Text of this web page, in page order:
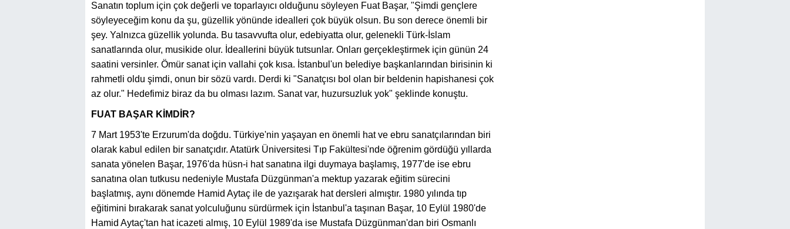
Sanatın toplum için çok değerli ve toparlayıcı olduğunu söyleyen Fuat Başar, "Şimdi gençlere
söyleyeceğim konu da şu, güzellik yönünde idealleri çok büyük olsun. Bu son derece önemli bir
şey. Yalnızca güzellik yolunda. Bu tasavvufta olur, edebiyatta olur, gelenekli Türk-İslam
sanatlarında olur, musikide olur. İdeallerini büyük tutsunlar. Onları gerçekleştirmek için günün 24
saatini versinler. Ömür sanat için vallahi çok kısa. İstanbul'un belediye başkanlarından birisinin ki
rahmetli oldu şimdi, onun bir sözü vardı. Derdi ki "Sanatçısı bol olan bir beldenin hapishanesi çok
az olur." Hedefimiz biraz da bu olması lazım. Sanat var, huzursuzluk yok" şeklinde konuştu.
FUAT BAŞAR KİMDİR?
7 Mart 1953'te Erzurum'da doğdu. Türkiye'nin yaşayan en önemli hat ve ebru sanatçılarından biri
olarak kabul edilen bir sanatçıdır. Atatürk Üniversitesi Tıp Fakültesi'nde öğrenim gördüğü yıllarda
sanata yönelen Başar, 1976'da hüsn-i hat sanatına ilgi duymaya başlamış, 1977'de ise ebru
sanatına olan tutkusu nedeniyle Mustafa Düzgünman'a mektup yazarak eğitim sürecini
başlatmış, aynı dönemde Hamid Aytaç ile de yazışarak hat dersleri almıştır. 1980 yılında tıp
eğitimini bırakarak sanat yolculuğunu sürdürmek için İstanbul'a taşınan Başar, 10 Eylül 1980'de
Hamid Aytaç'tan hat icazeti almış, 10 Eylül 1989'da ise Mustafa Düzgünman'dan biri Osmanlı